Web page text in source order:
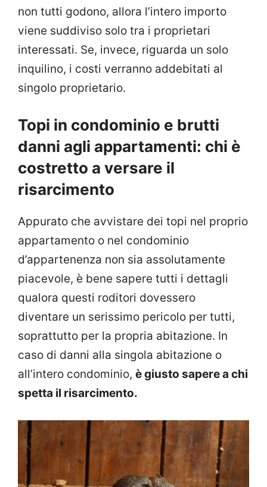
non tutti godono, allora l’intero importo
viene suddiviso solo tra i proprietari
interessati. Se, invece, riguarda un solo
inquilino, i costi verranno addebitati al
singolo proprietario.
Topi in condominio e brutti
danni agli appartamenti: chi è
costretto a versare il
risarcimento
Appurato che avvistare dei topi nel proprio
appartamento o nel condominio
d’appartenenza non sia assolutamente
piacevole, è bene sapere tutti i dettagli
qualora questi roditori dovessero
diventare un serissimo pericolo per tutti,
soprattutto per la propria abitazione. In
caso di danni alla singola abitazione o
all’intero condominio, è giusto sapere a chi
spetta il risarcimento.